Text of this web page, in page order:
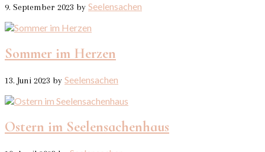
9. September 2023 by Seelensachen
Sommer im Herzen
13. Juni 2023 by Seelensachen
Ostern im Seelensachenhaus